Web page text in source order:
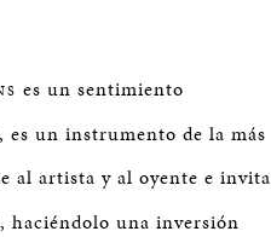
es un sentimiento
un instrumento de la más
al artista y al oyente e invita
haciéndolo una inversión